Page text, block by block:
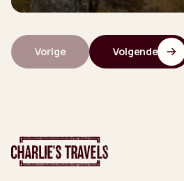
Vorige Volgende